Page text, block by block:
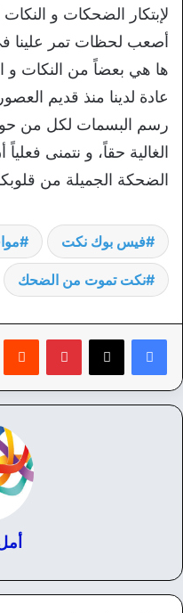
لإبتكار الضحكات و النكات
أصعب لحظات تمر علينا في
ها هي بعضاً من النكات و
عادة لدينا منذ قديم
رسم البسمات لكل من
الغالية حقاً، و نتمنى
الضحكة الجميلة من
فيس بوك نكت
نكت تموت من الضحك
بينتيريست